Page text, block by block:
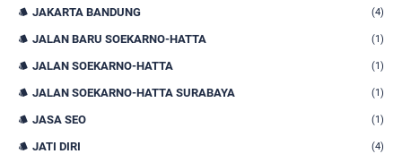
JAKARTA BANDUNG (4)
JALAN BARU SOEKARNO-HATTA (1)
JALAN SOEKARNO-HATTA (1)
JALAN SOEKARNO-HATTA SURABAYA (1)
JASA SEO (1)
JATI DIRI (4)